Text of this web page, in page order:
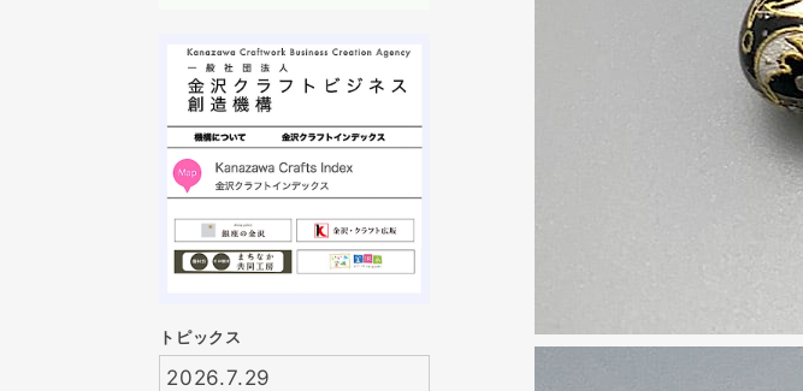
トピックス
2026.7.29